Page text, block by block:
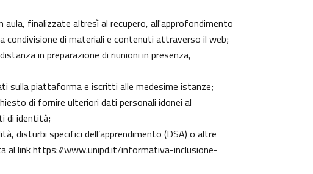
finalizzate altresì al recupero, all'approfondimento
condivisione di materiali e contenuti attraverso il web;
in preparazione di riunioni in presenza,
sulla piattaforma e iscritti alle medesime istanze;
di fornire ulteriori dati personali idonei al
di identità;
disturbi specifici dell’apprendimento (DSA) o altre
al linkhttps://www.unipd.it/informativa-inclusione-